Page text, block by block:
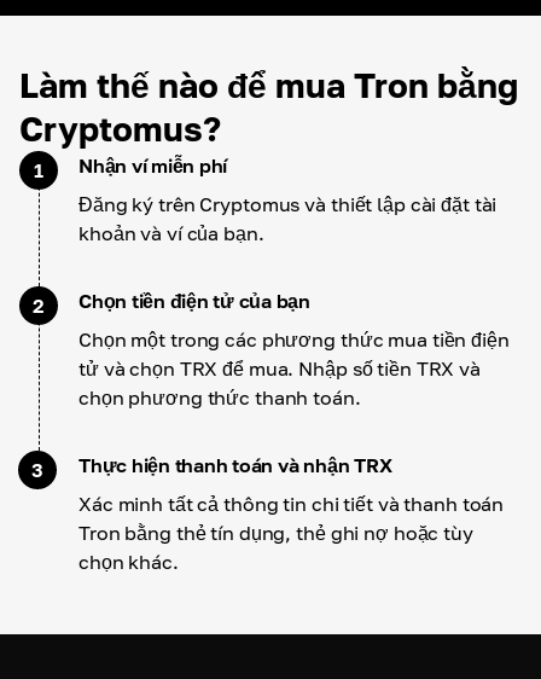
Làm thế nào để mua Tron bằng
Cryptomus?
1
Nhận ví miễn phí
Đăng ký trên Cryptomus và thiết lập cài đặt tài
khoản và ví của bạn.
2
Chọn tiền điện tử của bạn
Chọn một trong các phương thức mua tiền điện
tử và chọn TRX để mua. Nhập số tiền TRX và
chọn phương thức thanh toán.
3
Thực hiện thanh toán và nhận TRX
Xác minh tất cả thông tin chi tiết và thanh toán
Tron bằng thẻ tín dụng, thẻ ghi nợ hoặc tùy
chọn khác.